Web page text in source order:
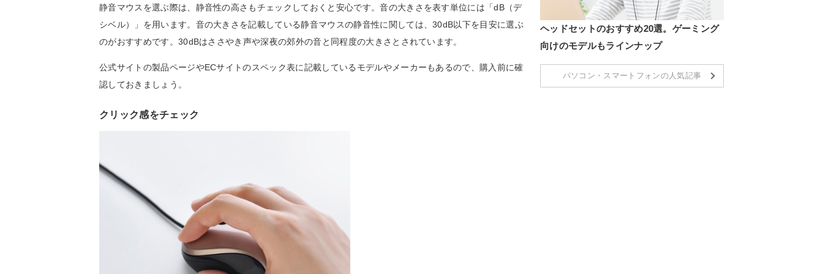
静音マウスを選ぶ際は、静音性の高さもチェックしておくと安心です。音の大きさを表す単位には「dB（デ
シベル）」を用います。音の大きさを記載している静音マウスの静音性に関しては、30dB以下を目安に選ぶ
のがおすすめです。30dBはささやき声や深夜の郊外の音と同程度の大きさとされています。
公式サイトの製品ページやECサイトのスペック表に記載しているモデルやメーカーもあるので、購入前に確
認しておきましょう。
クリック感をチェック
ヘッドセットのおすすめ20選。ゲーミング
向けのモデルもラインナップ
パソコン・スマートフォンの人気記事